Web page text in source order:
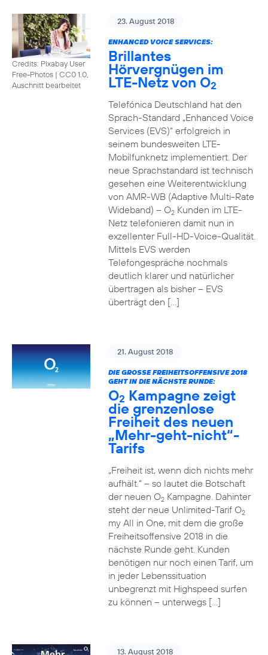
Credits: Pixabay User
Free-Photos | CC0 1.0,
Auschnitt bearbeitet
23. August 2018
ENHANCED VOICE SERVICES:
Brillantes
Hörvergnügen im
LTE-Netz von O2
Telefónica Deutschland hat den
Sprach-Standard „Enhanced Voice
Services (EVS)“ erfolgreich in
seinem bundesweiten LTE-
Mobilfunknetz implementiert. Der
neue Sprachstandard ist technisch
gesehen eine Weiterentwicklung
von AMR-WB (Adaptive Multi-Rate
Wideband) – O2Kunden im LTE-
Netz telefonieren damit nun in
exzellenter Full-HD-Voice-Qualität.
Mittels EVS werden
Telefongespräche nochmals
deutlich klarer und natürlicher
übertragen als bisher – EVS
überträgt den […]
21. August 2018
DIE GROSSE FREIHEITSOFFENSIVE 2018 G
EHT IN DIE NÄCHSTE RUNDE:
O2 Kampagne zeigt
die grenzenlose
Freiheit des neuen
„Mehr-geht-nicht“-
Tarifs
„Freiheit ist, wenn dich nichts mehr
aufhält.“ – so lautet die Botschaft
der neuen O2Kampagne. Dahinter
steht der neue Unlimited-Tarif O2
my All in One, mit dem die große
Freiheitsoffensive 2018 in die
nächste Runde geht. Kunden
benötigen nur noch einen Tarif, um
in jeder Lebenssituation
unbegrenzt mit Highspeed surfen
zu können – unterwegs […]
13. August 2018